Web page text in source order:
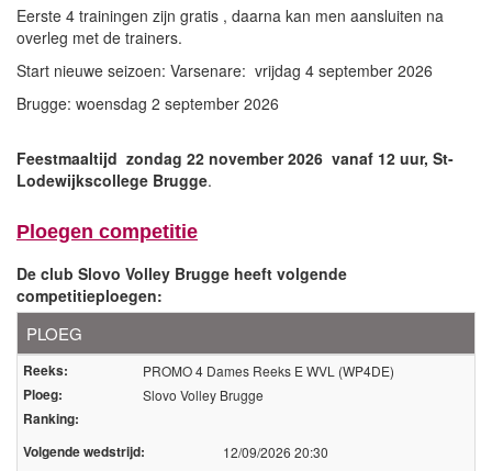
Over volleyscores.be
Seizoenen
Seizoen 2025/2026
Eerste 4 trainingen zijn gratis , daarna kan men aansluiten na
overleg met de trainers.
Start nieuwe seizoen: Varsenare: vrijdag 4 september 2026
Brugge: woensdag 2 september 2026
Feestmaaltijd zondag 22 november 2026 vanaf 12 uur, St-
Lodewijkscollege Brugge.
Ploegen competitie
De club Slovo Volley Brugge heeft volgende
competitieploegen:
PLOEG
Reeks: PROMO 4 Dames Reeks E WVL (WP4DE)
Ploeg: Slovo Volley Brugge
Ranking:
Volgende wedstrijd:
12/09/2026 20:30